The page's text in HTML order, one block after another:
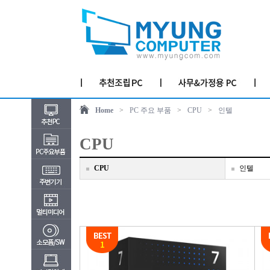
Home > PC 주요 부품 > CPU > 인텔
CPU
CPU 인텔